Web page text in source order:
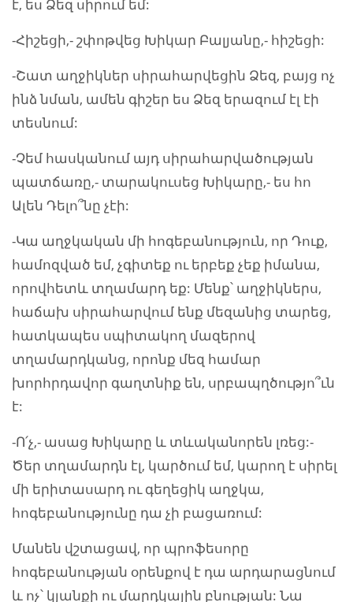
է, ես Ձեզ սիրում եմ:
-Հիշեցի,- շփոթվեց Խիկար Բալյանը,- հիշեցի:
-Շատ աղջիկներ սիրահարվեցին Ձեզ, բայց ոչ
ինձ նման, ամեն գիշեր ես Ձեզ երազում էլ էի
տեսնում:
-Չեմ հասկանում այդ սիրահարվածության
պատճառը,- տարակուսեց Խիկարը,- ես հո
Ալեն Դելո՞նը չէի:
-Կա աղջկական մի հոգեբանություն, որ Դուք,
համոզված եմ, չգիտեք ու երբեք չեք իմանա,
որովհետև տղամարդ եք: Մենք՝ աղջիկներս,
հաճախ սիրահարվում ենք մեզանից տարեց,
հատկապես սպիտակող մազերով
տղամարդկանց, որոնք մեզ համար
խորհրդավոր գաղտնիք են, սրբապղծությո՞ւն
է:
-Ո՛չ,- ասաց Խիկարը և տևականորեն լռեց:-
Ծեր տղամարդն էլ, կարծում եմ, կարող է սիրել
մի երիտասարդ ու գեղեցիկ աղջկա,
հոգեբանությունը դա չի բացառում:
Մանեն վշտացավ, որ պրոֆեսորը
հոգեբանության օրենքով է դա արդարացնում
և ոչ՝ կյանքի ու մարդկային բնության: Նա